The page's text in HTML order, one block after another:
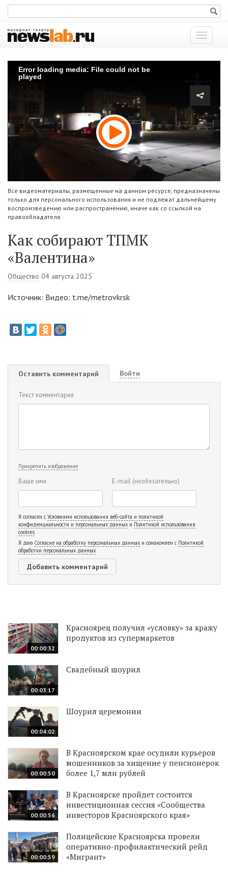
Показать
меню
Error loading media: File could not be
played
Все видеоматериалы, размещенные на данном ресурсе, предназначены
только для персонального использования и не подлежат дальнейшему
воспроизведению или распространению, иначе как со ссылкой на
правообладателя.
Как собирают ТПМК
«Валентина»
Общество 04 августа 2025
Источник: Видео: t.me/metrovkrsk
Оставить комментарий Войти
Текст комментария
Прикрепить изображение
Ваше имя E-mail (необязательно)
Я согласен с Условиями использования веб-сайта и политикой
конфиденциальности и персональных данных и Политикой использования
cookies
Я даю Согласие на обработку персональных данных и ознакомлен с Политикой
обработки персональных данных
00:00:32
Красноярец получил «условку» за кражу
продуктов из супермаркетов
00:03:17
Свадебный шоурил
00:04:02
Шоурил церемонии
00:00:50
В Красноярском крае осудили курьеров
мошенников за хищение у пенсионерок
более 1,7 млн рублей
00:00:56
В Красноярске пройдет состоится
инвестиционная сессия «Сообщества
инвесторов Красноярского края»
00:00:59
Полицейские Красноярска провели
оперативно-профилактический рейд
«Мигрант»